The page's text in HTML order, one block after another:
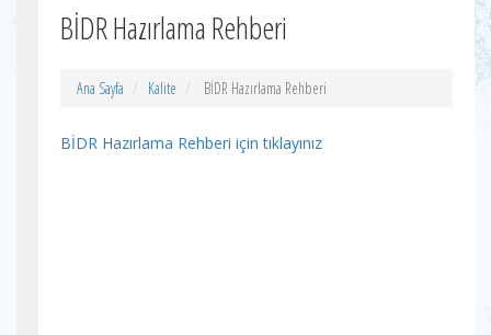
BİDR Hazırlama Rehberi
Ana Sayfa Kalite BİDR Hazırlama Rehberi
BİDR Hazırlama Rehberi için tıklayınız